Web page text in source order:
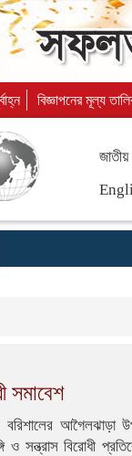
বিজ্ঞাপনের মূল্য
জাতীয়
সমাবেশ
বরিশালের
ও সন্ত্রাস বিরোধী